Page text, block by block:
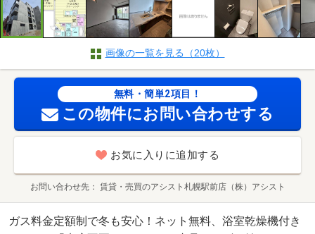
画像の一覧を見る（20枚）
無料・簡単2項目！
この物件にお問い合わせする
お気に入りに追加する
お問い合わせ先 賃貸・売買のアシスト札幌駅前店（株）アシスト
ガス料金定額制で冬も安心！ネット無料、浴室乾燥機付き